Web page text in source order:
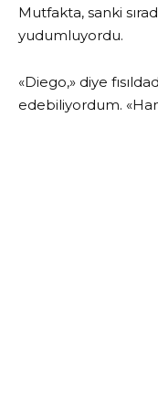
Mutfakta, sanki
yudumluyordu.
«Diego,» diye
edebiliyordum.